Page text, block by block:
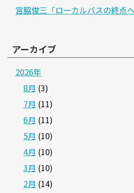
宮脇俊三「ローカルバスの終点
アーカイブ
2026年
8月 (3)
7月 (11)
6月 (11)
5月 (10)
4月 (10)
3月 (10)
2月 (14)